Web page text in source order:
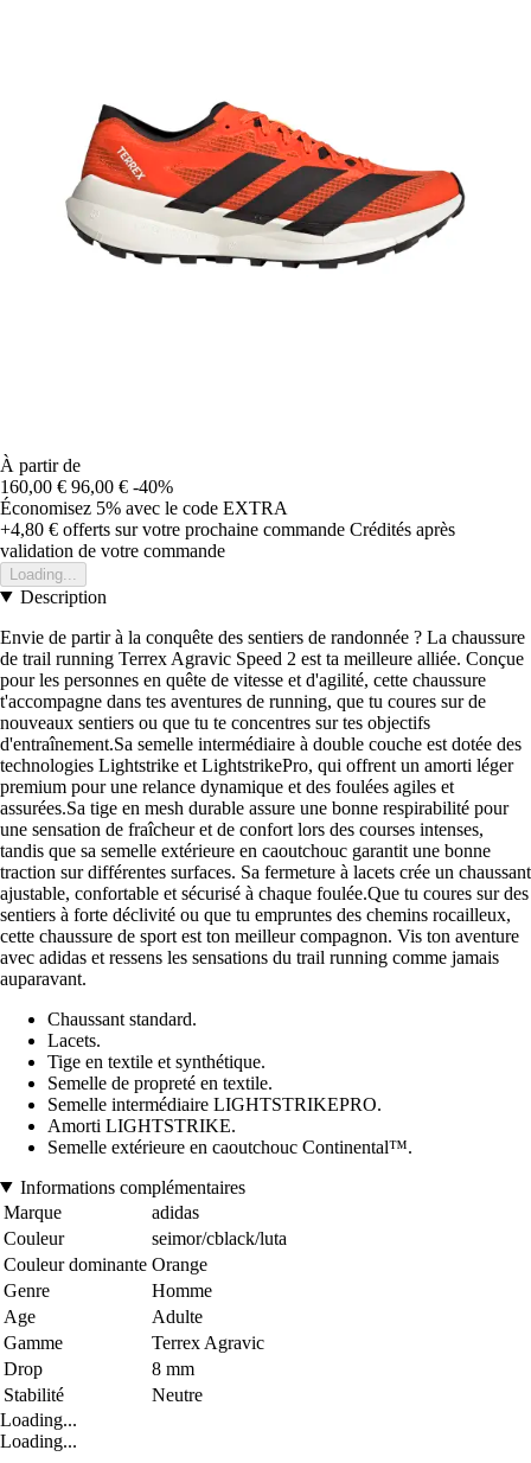
À partir de
160,00 € 96,00 € -40%
Économisez 5% avec le code EXTRA
+4,80 € offerts sur votre prochaine commande Crédités après
validation de votre commande
Loading...
Description
Envie de partir à la conquête des sentiers de randonnée ? La chaussure
de trail running Terrex Agravic Speed 2 est ta meilleure alliée. Conçue
pour les personnes en quête de vitesse et d'agilité, cette chaussure
t'accompagne dans tes aventures de running, que tu coures sur de
nouveaux sentiers ou que tu te concentres sur tes objectifs
d'entraînement.Sa semelle intermédiaire à double couche est dotée des
technologies Lightstrike et LightstrikePro, qui offrent un amorti léger
premium pour une relance dynamique et des foulées agiles et
assurées.Sa tige en mesh durable assure une bonne respirabilité pour
une sensation de fraîcheur et de confort lors des courses intenses,
tandis que sa semelle extérieure en caoutchouc garantit une bonne
traction sur différentes surfaces. Sa fermeture à lacets crée un chaussant
ajustable, confortable et sécurisé à chaque foulée.Que tu coures sur des
sentiers à forte déclivité ou que tu empruntes des chemins rocailleux,
cette chaussure de sport est ton meilleur compagnon. Vis ton aventure
avec adidas et ressens les sensations du trail running comme jamais
auparavant.
Chaussant standard.
Lacets.
Tige en textile et synthétique.
Semelle de propreté en textile.
Semelle intermédiaire LIGHTSTRIKEPRO.
Amorti LIGHTSTRIKE.
Semelle extérieure en caoutchouc Continental™.
Informations complémentaires
Marque
adidas
Couleur
seimor/cblack/luta
Couleur dominante Orange
Genre
Homme
Age
Adulte
Gamme
Terrex Agravic
Drop
8 mm
Stabilité
Neutre
Loading...
Loading...